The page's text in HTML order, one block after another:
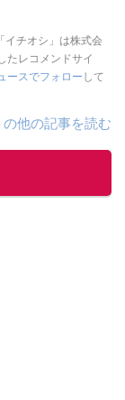
イチオシ」は株式会
たレコメンドサイ
ースでフォロー して
他の記事を読む